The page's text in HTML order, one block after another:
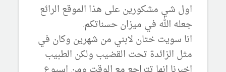
اول شي مشكورين على هذا الموقع الرائع
جعله الله في ميزان حسناتكم.
انا سويت ختان لابني من شهرين وكان في
مثل الزائدة تحت القضيب ولكن الطبيب